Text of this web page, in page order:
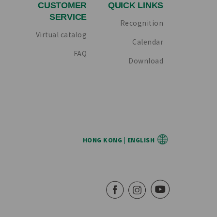
CUSTOMER
SERVICE
Virtual catalog
FAQ
QUICK LINKS
Recognition
Calendar
Download
HONG KONG | ENGLISH